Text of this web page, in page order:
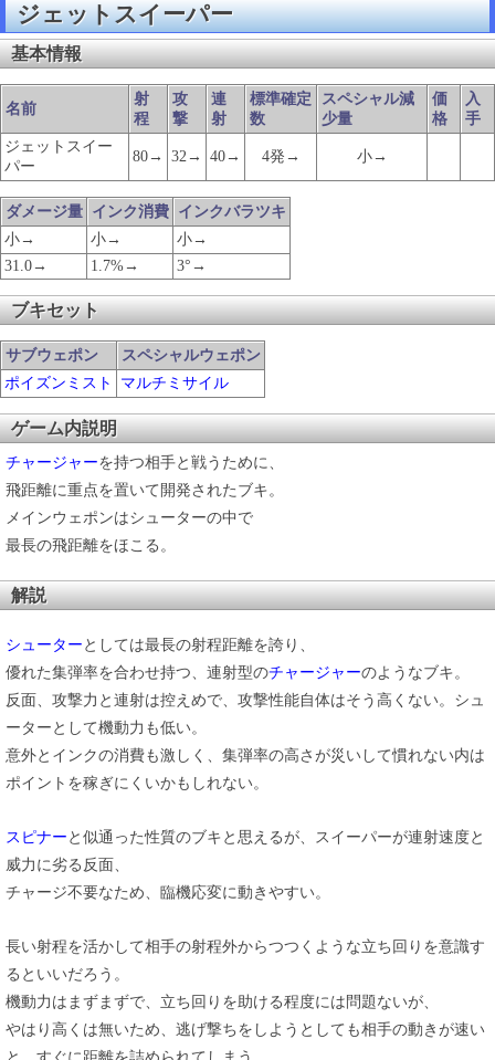
ジェットスイーパー
基本情報
名前
射
程
攻
撃
連
射
標準確定
数
スペシャル減
少量
価
格
入
手
ジェットスイー
パー
80→ 32→ 40→ 4発→ 小→
ダメージ量 インク消費 インクバラツキ
小→
小→
小→
31.0→
1.7%→ 3°→
ブキセット
サブウェポン
スペシャルウェポン
ポイズンミスト
マルチミサイル
ゲーム内説明
チャージャーを持つ相手と戦うために、
飛距離に重点を置いて開発されたブキ。
メインウェポンはシューターの中で
最長の飛距離をほこる。
解説
シューター としては最長の射程距離を誇り、
優れた集弾率を合わせ持つ、連射型のチャージャーのようなブキ。
反面、攻撃力と連射は控えめで、攻撃性能自体はそう高くない。シュ
ーターとして機動力も低い。
意外とインクの消費も激しく、集弾率の高さが災いして慣れない内は
ポイントを稼ぎにくいかもしれない。
スピナー と似通った性質のブキと思えるが、スイーパーが連射速度と
威力に劣る反面、
チャージ不要なため、臨機応変に動きやすい。
長い射程を活かして相手の射程外からつつくような立ち回りを意識す
るといいだろう。
機動力はまずまずで、立ち回りを助ける程度には問題ないが、
やはり高くは無いため、逃げ撃ちをしようとしても相手の動きが速い